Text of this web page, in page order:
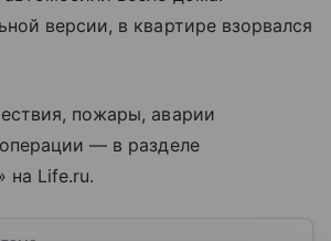
версии, в квартире взорвался
пожары, аварии
— в разделе
на Life.ru.